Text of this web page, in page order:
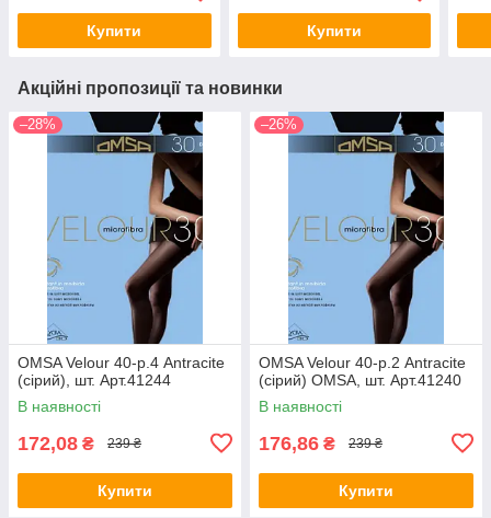
Купити Купити
Акційні пропозиції та новинки
–28%
OMSA Velour 40-р.4 Antracite
(сірий), шт. Арт.41244
В наявності
172,08 ₴ 239 ₴
Купити
–26%
OMSA Velour 40-р.2 Antracite
(сірий) OMSA, шт. Арт.41240
В наявності
176,86 ₴ 239 ₴
Купити